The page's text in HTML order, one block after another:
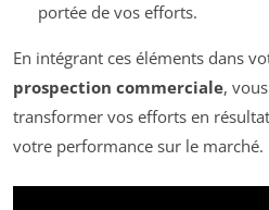
portée de vos efforts.
En intégrant ces éléments dans
prospection commerciale,
transformer vos efforts en
votre performance sur le marché.